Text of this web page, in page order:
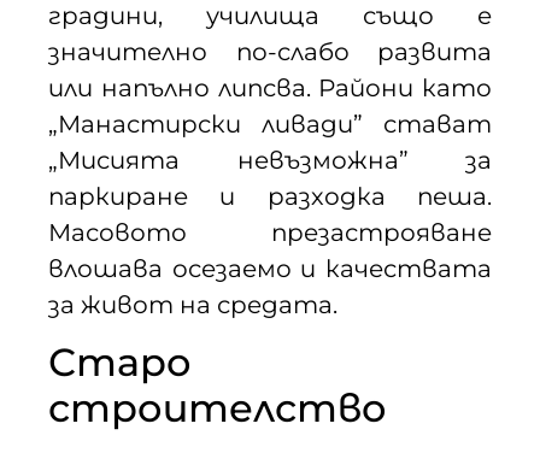
градини, училища също е
значително по-слабо развита
или напълно липсва. Райони като
„Манастирски ливади” стават
„Мисията невъзможна” за
паркиране и разходка пеша.
Масовото презастрояване
влошава осезаемо и качествата
за живот на средата.
Старо
строителство